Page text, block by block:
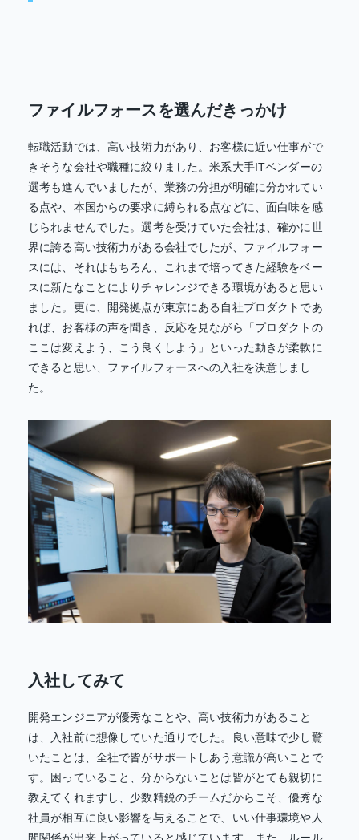
ファイルフォースを選んだきっかけ
転職活動では、高い技術力があり、お客様に近い仕事がで
きそうな会社や職種に絞りました。米系大手ITベンダーの
選考も進んでいましたが、業務の分担が明確に分かれてい
る点や、本国からの要求に縛られる点などに、面白味を感
じられませんでした。選考を受けていた会社は、確かに世
界に誇る高い技術力がある会社でしたが、ファイルフォー
スには、それはもちろん、これまで培ってきた経験をベー
スに新たなことによりチャレンジできる環境があると思い
ました。更に、開発拠点が東京にある自社プロダクトであ
れば、お客様の声を聞き、反応を見ながら「プロダクトの
ここは変えよう、こう良くしよう」といった動きが柔軟に
できると思い、ファイルフォースへの入社を決意しまし
た。
入社してみて
開発エンジニアが優秀なことや、高い技術力があること
は、入社前に想像していた通りでした。良い意味で少し驚
いたことは、全社で皆がサポートしあう意識が高いことで
す。困っていること、分からないことは皆がとても親切に
教えてくれますし、少数精鋭のチームだからこそ、優秀な
社員が相互に良い影響を与えることで、いい仕事環境や人